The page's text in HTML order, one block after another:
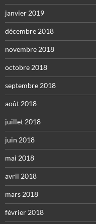
janvier 2019
décembre 2018
novembre 2018
octobre 2018
septembre 2018
août 2018
juillet 2018
juin 2018
mai 2018
avril 2018
mars 2018
février 2018